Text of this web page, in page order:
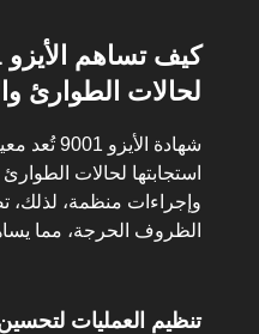
لحالات الطوارئ
شهادة
استجابتها لحالات
وإجراءات منظمة،
الظروف الحرجة، مما
تنظيم العمليات